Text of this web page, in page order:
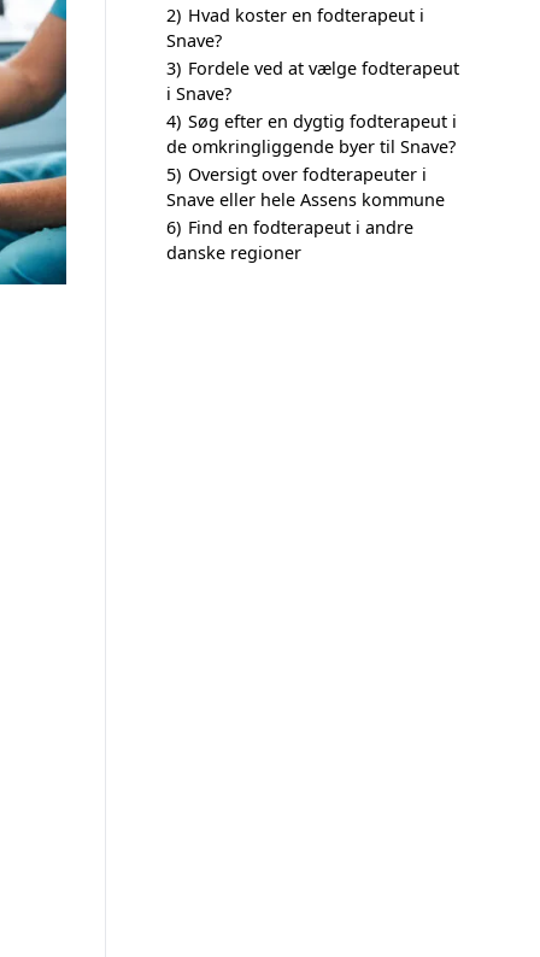
2) Hvad koster en fodterapeut i
Snave?
3) Fordele ved at vælge fodterapeut
i Snave?
4) Søg efter en dygtig fodterapeut i
de omkringliggende byer til Snave?
5) Oversigt over fodterapeuter i
Snave eller hele Assens kommune
6) Find en fodterapeut i andre
danske regioner